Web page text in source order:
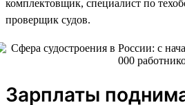
комплектовщик, специалист по
проверщик судов.
Зарплаты